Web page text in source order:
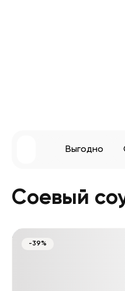
Выгодно
Соевый
-39%